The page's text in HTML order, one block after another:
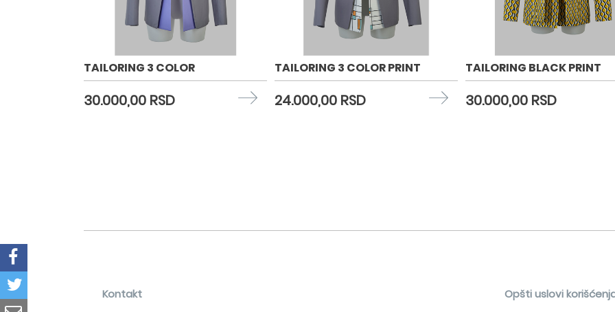
TAILORING 3 COLOR
30.000,00 RSD
TAILORING 3 COLOR PRINT
24.000,00 RSD
TAILORING BLACK PRINT
30.000,00 RSD
Kontakt Opšti uslovi